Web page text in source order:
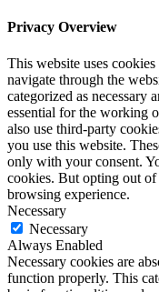
Privacy Overview
This website uses
navigate through the
categorized as necessary
essential for the working
also use third-party
you use this website.
only with your consent.
cookies. But opting out
browsing experience.
Necessary
Necessary
Always Enabled
Necessary cookies are
function properly. This